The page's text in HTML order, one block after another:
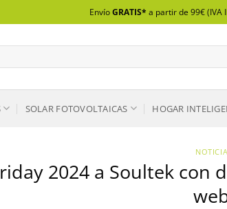
EnvíoGRATIS* a partir de 99€ (IVA
SOLAR FOTOVOLTAICAS HOGAR
2024 a Soultek